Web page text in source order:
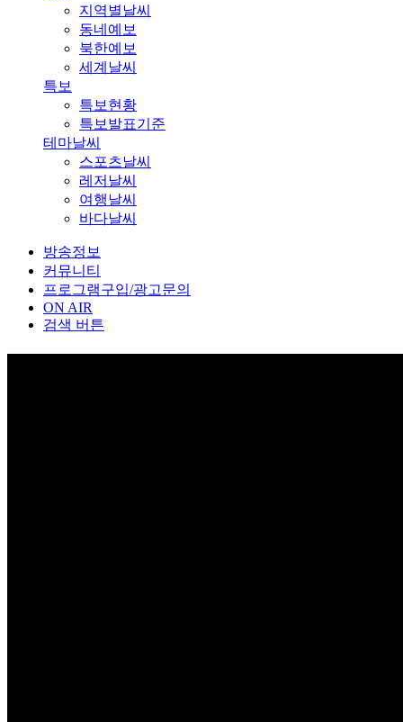
지역별날씨
동네예보
북한예보
세계날씨
특보
특보현황
특보발표기준
테마날씨
스포츠날씨
레저날씨
여행날씨
바다날씨
방송정보
커뮤니티
프로그램구입/광고문의
ON AIR
검색 버튼